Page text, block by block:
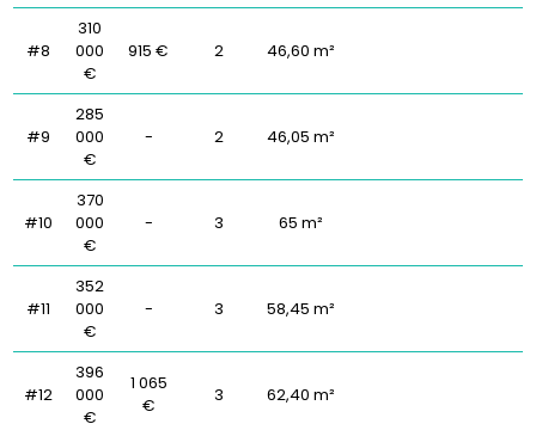
#8
310
000
€
915 € 2 46,60 m²
#9
285
000
€
- 2 46,05 m²
#10
370
000
€
- 3 65 m²
#11
352
000
€
- 3 58,45 m²
#12
396
000
€
1 065
€
3 62,40 m²